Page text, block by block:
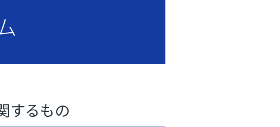
するもの